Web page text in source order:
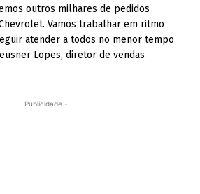
outros milhares de pedidos
Vamos trabalhar em ritmo
atender a todos no menor tempo
Lopes, diretor de vendas
- Publicidade -